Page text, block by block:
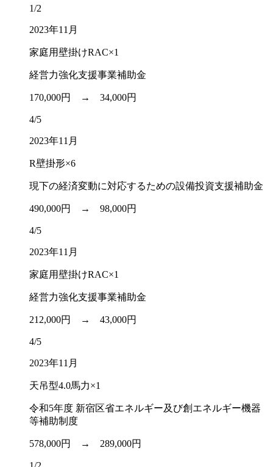
1/2
2023年11月
家庭用壁掛けRAC×1
経営力強化支援事業補助金
170,000円 → 34,000円
4/5
2023年11月
R壁掛形×6
現下の経済変動に対応するための設備投資支援補助金
490,000円 → 98,000円
4/5
2023年11月
家庭用壁掛けRAC×1
経営力強化支援事業補助金
212,000円 → 43,000円
4/5
2023年11月
天吊型4.0馬力×1
令和5年度 新宿区省エネルギー及び創エネルギー機器
等補助制度
578,000円 → 289,000円